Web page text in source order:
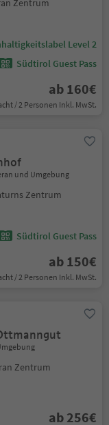
Zentrum
Level 2
Südtirol Guest Pass
ab 160€
/ 2 Personen Inkl. MwSt.
und Umgebung
Zentrum
Südtirol Guest Pass
ab 150€
/ 2 Personen Inkl. MwSt.
Zentrum
ab 256€